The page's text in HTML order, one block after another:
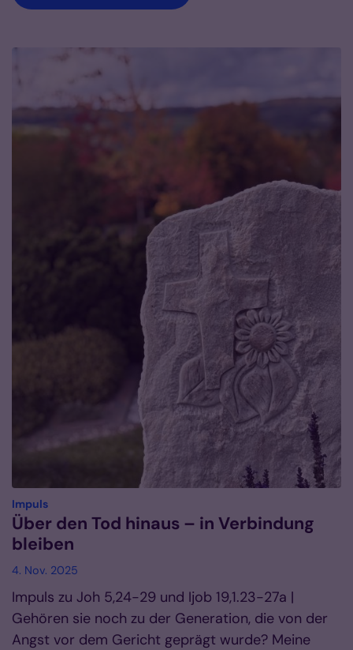
Impuls:
Über den Tod hinaus – in Verbindung
bleiben
4. Nov. 2025
Impuls zu Joh 5,24-29 und Ijob 19,1.23-27a |
Gehören sie noch zu der Generation, die von der
Angst vor dem Gericht geprägt wurde? Meine